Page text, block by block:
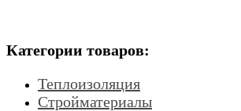
Категории товаров:
Теплоизоляция
Стройматериалы